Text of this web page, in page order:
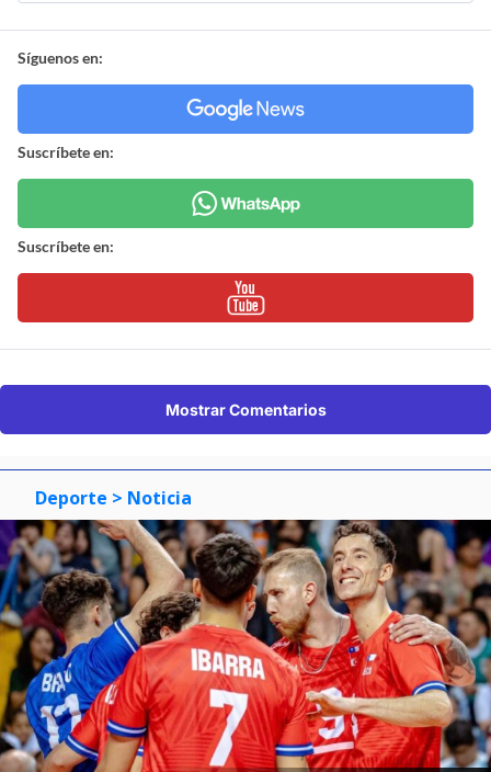
Síguenos en:
Suscríbete en:
Suscríbete en:
Mostrar Comentarios
Deporte > Noticia